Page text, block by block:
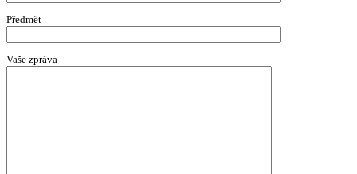
Předmět
Vaše zpráva